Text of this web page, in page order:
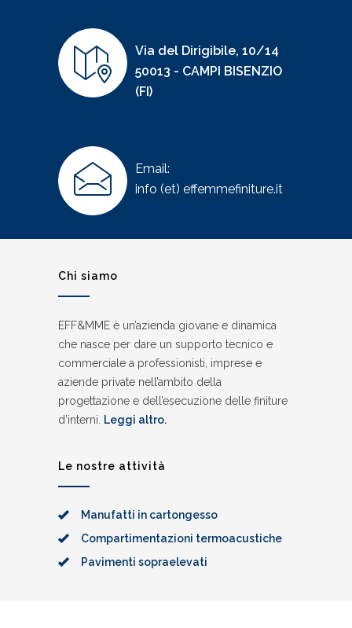
Via del Dirigibile, 10/14
50013 - CAMPI BISENZIO
(FI)
Email:
info (et) effemmefiniture.it
Chi siamo
EFF&MME è un’azienda giovane e dinamica
che nasce per dare un supporto tecnico e
commerciale a professionisti, imprese e
aziende private nell’ambito della
progettazione e dell’esecuzione delle finiture
d’interni. Leggi altro.
Le nostre attività
Manufatti in cartongesso
Compartimentazioni termoacustiche
Pavimenti sopraelevati